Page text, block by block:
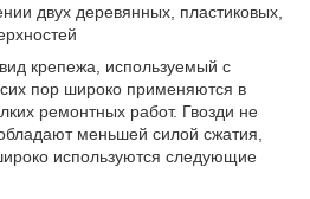
двух деревянных, пластиковых,
крепежа, используемый с
пор широко применяются в
ремонтных работ. Гвозди не
меньшей силой сжатия,
используются следующие